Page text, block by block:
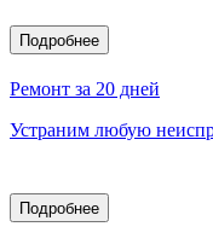
Подробнее
Ремонт за 20 дней
Устраним любую
Подробнее